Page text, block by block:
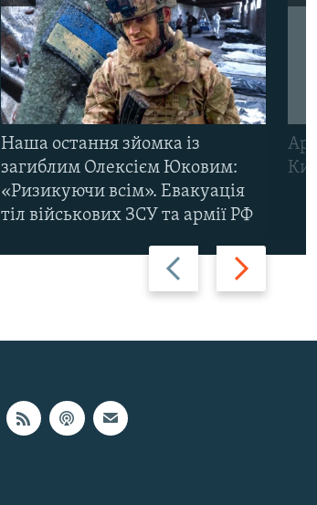
Назад Вперед
Наша остання зйомка із
загиблим Олексієм Юковим:
«Ризикуючи всім». Евакуація
тіл військових ЗСУ та армії РФ